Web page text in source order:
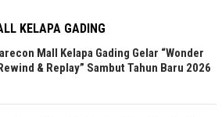
KELAPA GADING
Mall Kelapa Gading Gelar “Wonder
& Replay” Sambut Tahun Baru 2026